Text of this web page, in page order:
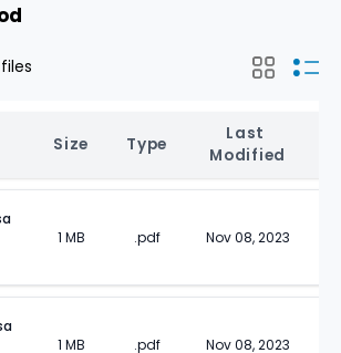
files
Size Type
Last
Modified
1 MB .pdf Nov 08, 2023
1 MB .pdf Nov 08, 2023